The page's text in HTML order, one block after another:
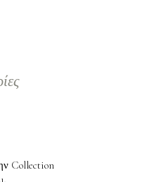
Collection